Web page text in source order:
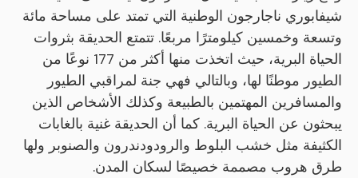
شيفابوري ناجارجون الوطنية التي تمتد على مساحة مائة
وتسعة وخمسين كيلومترًا مربعًا. تتمتع الحديقة بثروات
الحياة البرية، حيث اتخذت منها أكثر من 177 نوعًا من
الطيور موطنًا لها، وبالتالي فهي جنة لمراقبي الطيور
والمسافرين المهتمين بالطبيعة وكذلك الأشخاص الذين
يبحثون عن الحياة البرية. كما أن الحديقة غنية بالغابات
الكثيفة مثل خشب البلوط والرودودندرون والصنوبر ولها
طرق هروب مصممة خصيصًا لسكان المدن.